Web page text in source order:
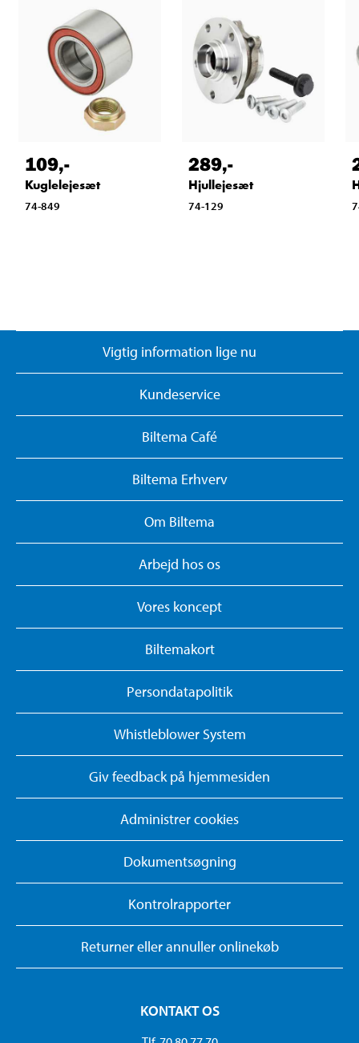
109,-
Kuglelejesæt
74-849
289,-
Hjullejesæt
74-129
Vigtig information lige nu
Kundeservice
Biltema Café
Biltema Erhverv
Om Biltema
Arbejd hos os
Vores koncept
Biltemakort
Persondatapolitik
Whistleblower System
Giv feedback på hjemmesiden
Administrer cookies
Dokumentsøgning
Kontrolrapporter
Returner eller annuller onlinekøb
KONTAKT OS